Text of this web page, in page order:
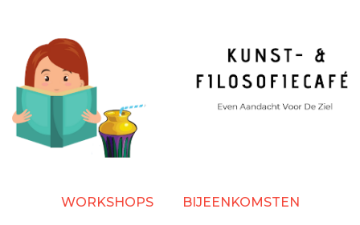
inhoud
gaan
WORKSHOPS BIJEENKOMSTEN